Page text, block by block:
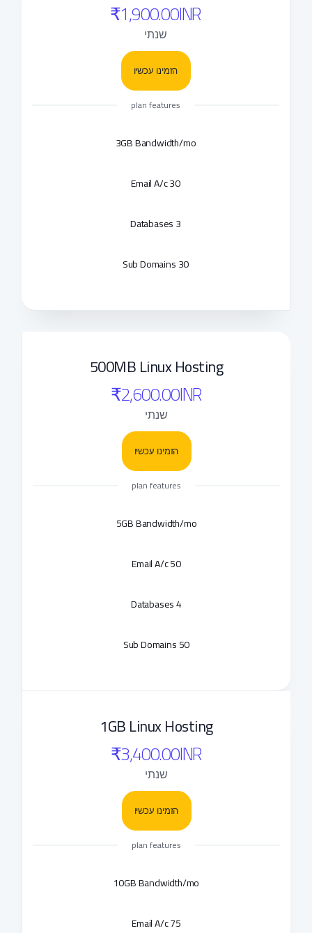
₹1,900.00INR
שנתי
הזמינו עכשיו
plan features
3GB Bandwidth/mo
30 Email A/c
3 Databases
30 Sub Domains
500MB Linux Hosting
₹2,600.00INR
שנתי
הזמינו עכשיו
plan features
5GB Bandwidth/mo
50 Email A/c
4 Databases
50 Sub Domains
1GB Linux Hosting
₹3,400.00INR
שנתי
הזמינו עכשיו
plan features
10GB Bandwidth/mo
75 Email A/c